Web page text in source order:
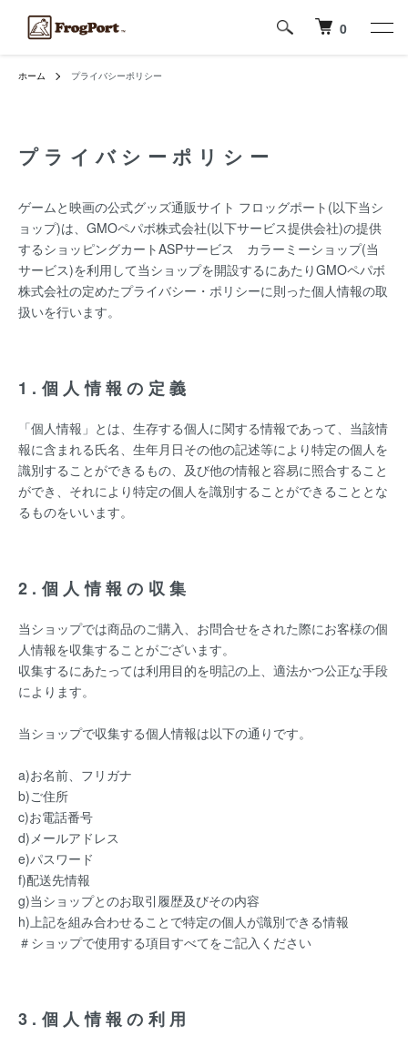
0
ホーム プライバシーポリシー
プライバシーポリシー
ゲームと映画の公式グッズ通販サイト フロッグポート(以下当シ
ョップ)は、 GMOペパボ株式会社(以下サービス提供会社)の提供
するショッピングカートASPサービス カラーミーショップ(当
サービス)を利用して当ショップを開設するにあたりGMOペパボ
株式会社の定めたプライバシー・ポリシーに則った個人情報の取
扱いを行います。
1.個人情報の定義
「個人情報」とは、生存する個人に関する情報であって、当該情
報に含まれる氏名、生年月日その他の記述等により特定の個人を
識別することができるもの、及び他の情報と容易に照合すること
ができ、それにより特定の個人を識別することができることとな
るものをいいます。
2.個人情報の収集
当ショップでは商品のご購入、お問合せをされた際にお客様の個
人情報を収集することがございます。
収集するにあたっては利用目的を明記の上、適法かつ公正な手段
によります。
当ショップで収集する個人情報は以下の通りです。
a)お名前、フリガナ
b)ご住所
c)お電話番号
d)メールアドレス
e)パスワード
f)配送先情報
g)当ショップとのお取引履歴及びその内容
h)上記を組み合わせることで特定の個人が識別できる情報
＃ショップで使用する項目すべてをご記入ください
3.個人情報の利用